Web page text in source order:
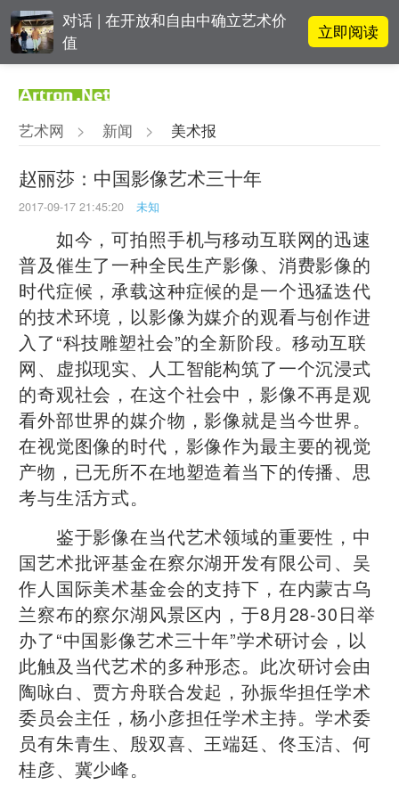
对话 | 在开放和自由中确立艺术价
值
立即阅读
为策展式艺术商业综合体？
张瀚文：以物质媒介具象化精神世
界
艺术网 > 新闻 > 美术报
赵丽莎：中国影像艺术三十年
2017-09-17 21:45:20 未知
如今，可拍照手机与移动互联网的迅速
普及催生了一种全民生产影像、消费影像的
时代症候，承载这种症候的是一个迅猛迭代
的技术环境，以影像为媒介的观看与创作进
入了“科技雕塑社会”的全新阶段。移动互联
网、虚拟现实、人工智能构筑了一个沉浸式
的奇观社会，在这个社会中，影像不再是观
看外部世界的媒介物，影像就是当今世界。
在视觉图像的时代，影像作为最主要的视觉
产物，已无所不在地塑造着当下的传播、思
考与生活方式。
鉴于影像在当代艺术领域的重要性，中
国艺术批评基金在察尔湖开发有限公司、吴
作人国际美术基金会的支持下，在内蒙古乌
兰察布的察尔湖风景区内，于8月28-30日举
办了“中国影像艺术三十年”学术研讨会，以
此触及当代艺术的多种形态。此次研讨会由
陶咏白、贾方舟联合发起，孙振华担任学术
委员会主任，杨小彦担任学术主持。学术委
员有朱青生、殷双喜、王端廷、佟玉洁、何
桂彦、冀少峰。